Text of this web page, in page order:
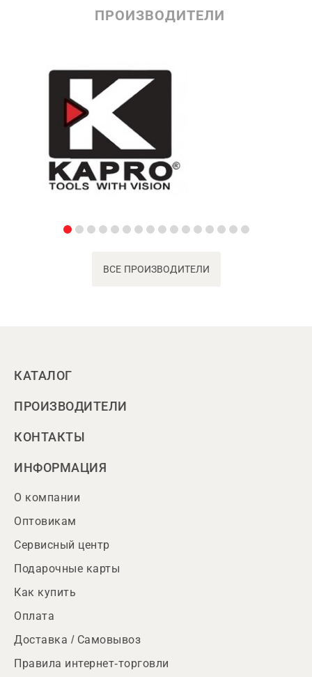
ПРОИЗВОДИТЕЛИ
ВСЕ ПРОИЗВОДИТЕЛИ
КАТАЛОГ
ПРОИЗВОДИТЕЛИ
КОНТАКТЫ
ИНФОРМАЦИЯ
О компании
Оптовикам
Сервисный центр
Подарочные карты
Как купить
Оплата
Доставка / Самовывоз
Правила интернет-торговли